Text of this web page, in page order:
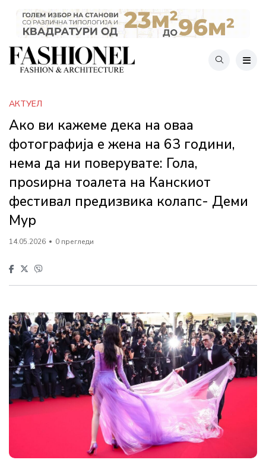
АКТУЕЛ
Ако ви кажеме дека на оваа
фотографија е жена на 63 години,
нема да ни поверувате: Гола,
проѕирна тоалета на Канскиот
фестивал предизвика колапс- Деми
Мур
14.05.2026 0 прегледи